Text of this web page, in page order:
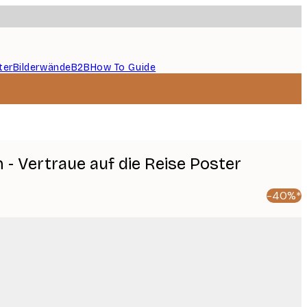
BilderwändeB2BHow To Guide
Vertraue auf die Reise Poster
-40%*